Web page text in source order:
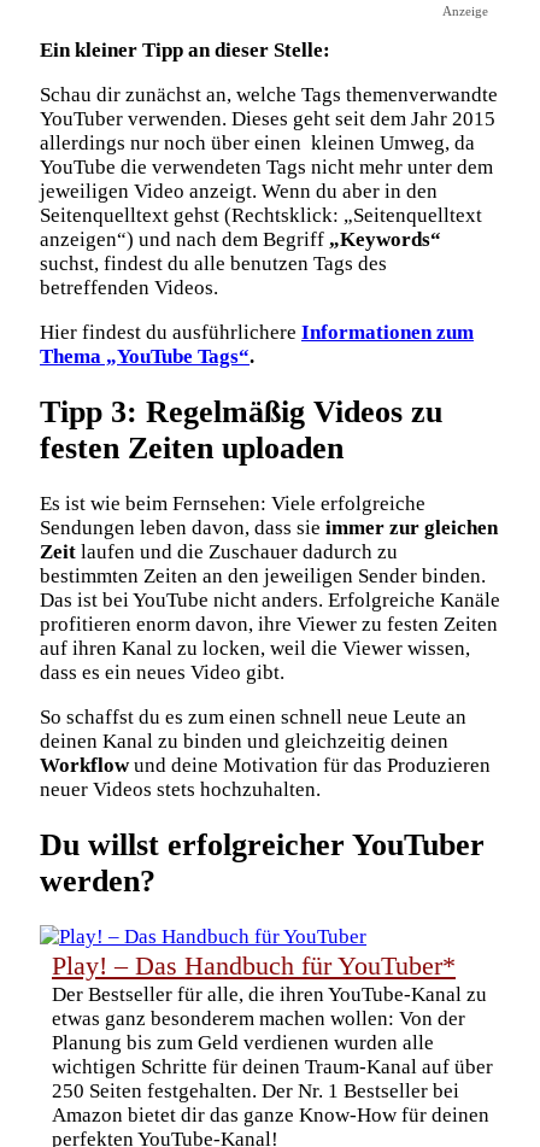
Anzeige
Ein kleiner Tipp an dieser Stelle:
Schau dir zunächst an, welche Tags themenverwandte
YouTuber verwenden. Dieses geht seit dem Jahr 2015
allerdings nur noch über einen kleinen Umweg, da
YouTube die verwendeten Tags nicht mehr unter dem
jeweiligen Video anzeigt. Wenn du aber in den
Seitenquelltext gehst (Rechtsklick: „Seitenquelltext
anzeigen“) und nach dem Begriff „Keywords“
suchst, findest du alle benutzen Tags des
betreffenden Videos.
Hier findest du ausführlichere Informationen zum
Thema „YouTube Tags“.
Tipp 3: Regelmäßig Videos zu
festen Zeiten uploaden
Es ist wie beim Fernsehen: Viele erfolgreiche
Sendungen leben davon, dass sie immer zur gleichen
Zeit laufen und die Zuschauer dadurch zu
bestimmten Zeiten an den jeweiligen Sender binden.
Das ist bei YouTube nicht anders. Erfolgreiche Kanäle
profitieren enorm davon, ihre Viewer zu festen Zeiten
auf ihren Kanal zu locken, weil die Viewer wissen,
dass es ein neues Video gibt.
So schaffst du es zum einen schnell neue Leute an
deinen Kanal zu binden und gleichzeitig deinen
Workflowund deine Motivation für das Produzieren
neuer Videos stets hochzuhalten.
Du willst erfolgreicher YouTuber
werden?
Play! – Das Handbuch für YouTuber*
Der Bestseller für alle, die ihren YouTube-Kanal zu
etwas ganz besonderem machen wollen: Von der
Planung bis zum Geld verdienen wurden alle
wichtigen Schritte für deinen Traum-Kanal auf über
250 Seiten festgehalten. Der Nr. 1 Bestseller bei
Amazon bietet dir das ganze Know-How für deinen
perfekten YouTube-Kanal!